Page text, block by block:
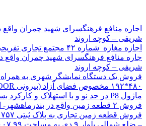
اجاره منافع فرهنگسرای شهید چمران واقع
شریفی – کوچه اروند
اجازه مغازه شماره ۴۲ مجتمع تجاری تفریحی نگین شهرداری
جاره منافع فرهنگسرای شهید چمران واقع
شریفی – کوچه اروند
فروش یک دستگاه نمایشگر شهری به همراه
ماژول P8 در حد نو و با استهلاک و کارکرد بسیار کم
فروش ۲ قطعه زمین واقع در بندرماهشهر- انتهای فاز ۳
– ضلع شمالی بلوار ۹ دی به مساحت ۲۰۰۷.۹۹ مترمربع